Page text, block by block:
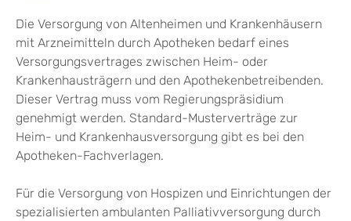
Die Versorgung von Altenheimen und Krankenhäusern
mit Arzneimitteln durch Apotheken bedarf eines
Versorgungsvertrages zwischen Heim- oder
Krankenhausträgern und den Apothekenbetreibenden.
Dieser Vertrag muss vom Regierungspräsidium
genehmigt werden. Standard-Musterverträge zur
Heim- und Krankenhausversorgung gibt es bei den
Apotheken-Fachverlagen.
Für die Versorgung von Hospizen und Einrichtungen der
spezialisierten ambulanten Palliativversorgung durch